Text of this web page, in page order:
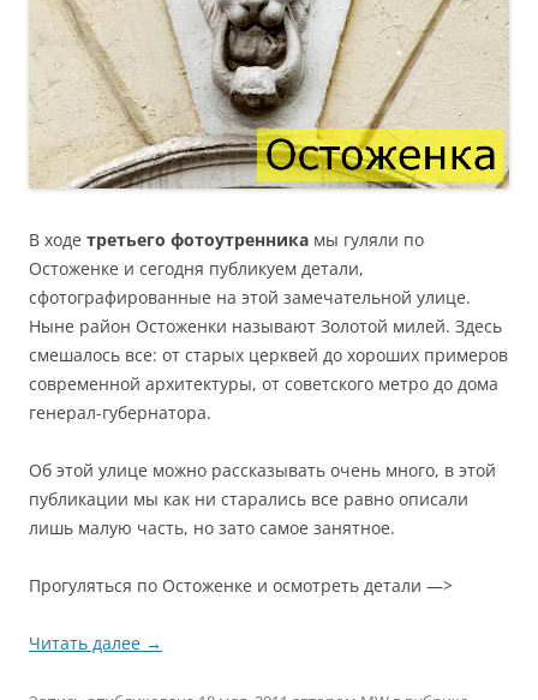
В ходе третьего фотоутренника мы гуляли по
Остоженке и сегодня публикуем детали,
сфотографированные на этой замечательной улице.
Ныне район Остоженки называют Золотой милей. Здесь
смешалось все: от старых церквей до хороших примеров
современной архитектуры, от советского метро до дома
генерал-губернатора.
Об этой улице можно рассказывать очень много, в этой
публикации мы как ни старались все равно описали
лишь малую часть, но зато самое занятное.
Прогуляться по Остоженке и осмотреть детали —>
Читать далее →